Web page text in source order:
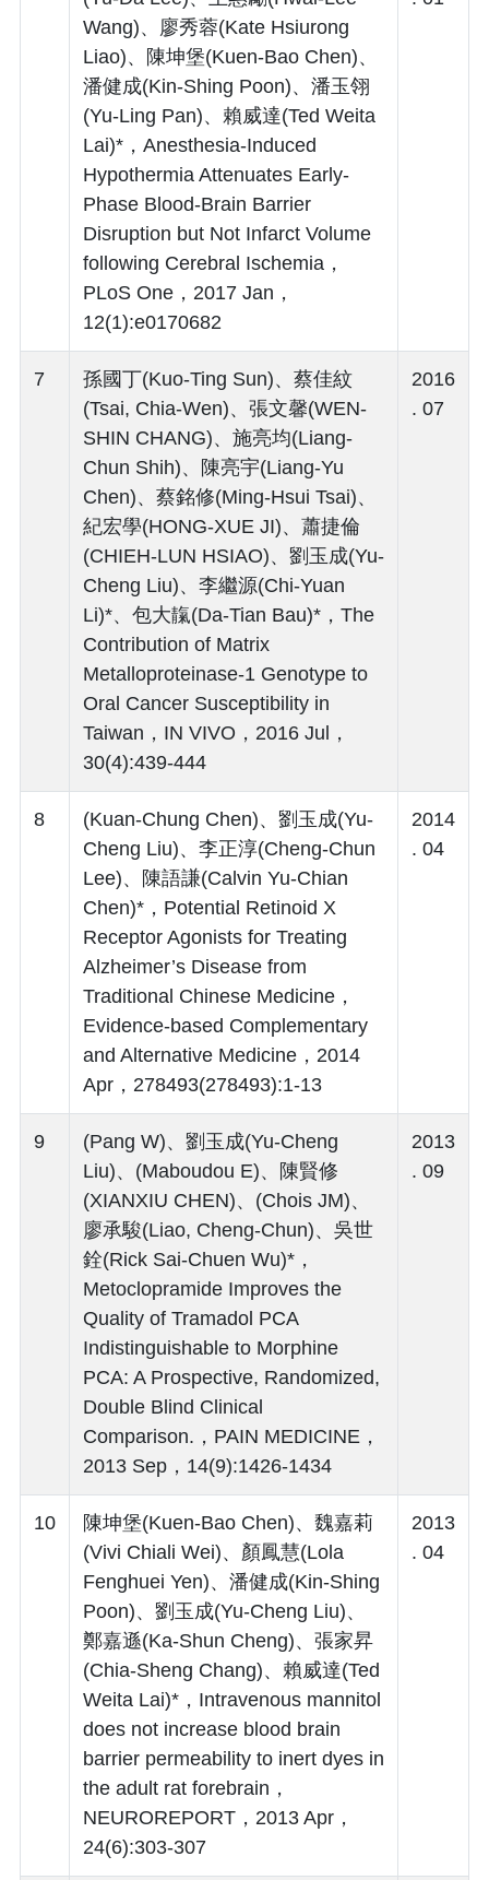
Wang)、廖秀蓉(Kate Hsiurong
Liao)、陳坤堡(Kuen-Bao Chen)、
潘健成(Kin-Shing Poon)、潘玉翎
(Yu-Ling Pan)、賴威達(Ted Weita
Lai)*，Anesthesia-Induced
Hypothermia Attenuates Early-
Phase Blood-Brain Barrier
Disruption but Not Infarct Volume
following Cerebral Ischemia，
PLoS One，2017 Jan，
12(1):e0170682
7
孫國丁(Kuo-Ting Sun)、蔡佳紋
(Tsai, Chia-Wen)、張文馨(WEN-
SHIN CHANG)、施亮均(Liang-
Chun Shih)、陳亮宇(Liang-Yu
Chen)、蔡銘修(Ming-Hsui Tsai)、
紀宏學(HONG-XUE JI)、蕭捷倫
(CHIEH-LUN HSIAO)、劉玉成(Yu-
Cheng Liu)、李繼源(Chi-Yuan
Li)*、包大靝(Da-Tian Bau)*，The
Contribution of Matrix
Metalloproteinase-1 Genotype to
Oral Cancer Susceptibility in
Taiwan，IN VIVO，2016 Jul，
30(4):439-444
2016
. 07
8
(Kuan-Chung Chen)、劉玉成(Yu-
Cheng Liu)、李正淳(Cheng-Chun
Lee)、陳語謙(Calvin Yu-Chian
Chen)*，Potential Retinoid X
Receptor Agonists for Treating
Alzheimer’s Disease from
Traditional Chinese Medicine，
Evidence-based Complementary
and Alternative Medicine，2014
Apr，278493(278493):1-13
2014
. 04
9
(Pang W)、劉玉成(Yu-Cheng
Liu)、(Maboudou E)、陳賢修
(XIANXIU CHEN)、(Chois JM)、
廖承駿(Liao, Cheng-Chun)、吳世
銓(Rick Sai-Chuen Wu)*，
Metoclopramide Improves the
Quality of Tramadol PCA
Indistinguishable to Morphine
PCA: A Prospective, Randomized,
Double Blind Clinical
Comparison.，PAIN MEDICINE，
2013 Sep，14(9):1426-1434
2013
. 09
10
陳坤堡(Kuen-Bao Chen)、魏嘉莉
(Vivi Chiali Wei)、顏鳳慧(Lola
Fenghuei Yen)、潘健成(Kin-Shing
Poon)、劉玉成(Yu-Cheng Liu)、
鄭嘉遜(Ka-Shun Cheng)、張家昇
(Chia-Sheng Chang)、賴威達(Ted
Weita Lai)*，Intravenous mannitol
does not increase blood brain
barrier permeability to inert dyes in
the adult rat forebrain，
NEUROREPORT，2013 Apr，
24(6):303-307
2013
. 04